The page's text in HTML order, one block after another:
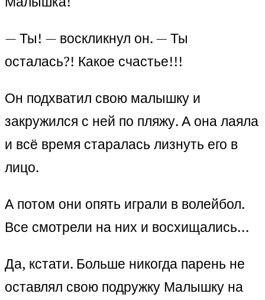
— Ты! — воскликнул он. — Ты
осталась?! Какое счастье!!!
Он подхватил свою малышку и
закружился с ней по пляжу. А она лаяла
и всё время старалась лизнуть его в
лицо.
А потом они опять играли в волейбол.
Все смотрели на них и восхищались…
Да, кстати. Больше никогда парень не
оставлял свою подружку Малышку на